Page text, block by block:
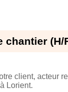
chantier (H/
client, acteur
Lorient.